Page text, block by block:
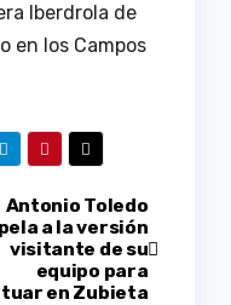
Iberdrola de
en los Campos
Antonio Toledo
a la versión
visitante de su
equipo para
en Zubieta